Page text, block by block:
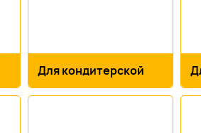
Для кондитерской